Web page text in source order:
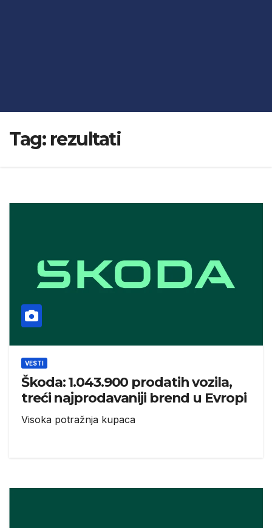
Tag: rezultati
VESTI
Škoda: 1.043.900 prodatih vozila,
treći najprodavaniji brend u Evropi
Visoka potražnja kupaca